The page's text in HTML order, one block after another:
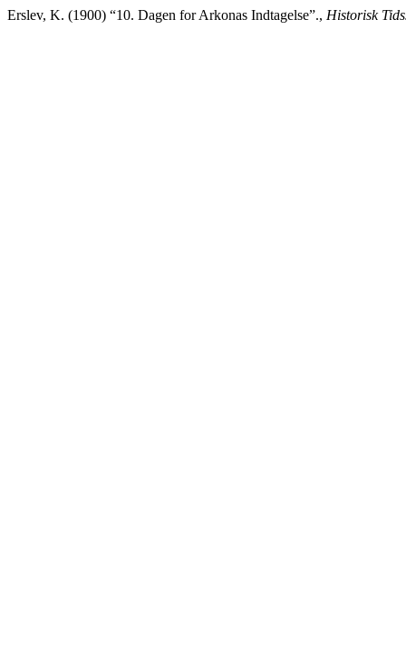
Erslev, K. (1900) “10. Dagen for Arkonas Indtagelse”., Historisk